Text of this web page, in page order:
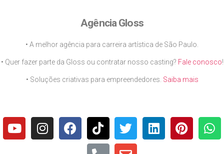
Agência Gloss
• A melhor agência para carreira artística de São Paulo.
• Quer fazer parte da Gloss ou contratar nosso casting? Fale conosco!
• Soluções criativas para empreendedores. Saiba mais